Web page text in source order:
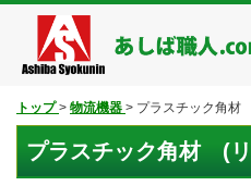
トップ > 物流機器 > プラスチック角
プラスチック角材 (